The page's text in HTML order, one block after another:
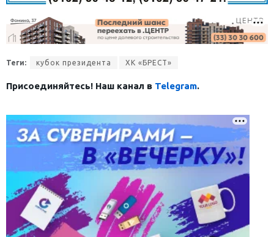
Теги: кубок президента ХК «БРЕСТ»
Присоединяйтесь! Наш канал в Telegram.